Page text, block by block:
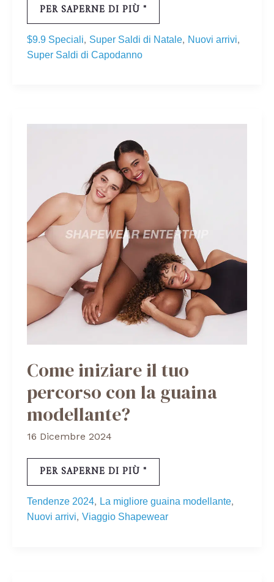
PER SAPERNE DI PIÙ "
$9.9 Speciali, Super Saldi di Natale, Nuovi arrivi,
Super Saldi di Capodanno
Come iniziare il tuo
percorso con la guaina
modellante?
16 Dicembre 2024
COME
GUAINA
MODELLANTE?
PER SAPERNE DI PIÙ "
Tendenze 2024, La migliore guaina modellante,
Nuovi arrivi, Viaggio Shapewear